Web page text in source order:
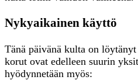
Nykyaikainen käyttö
Tänä päivänä kulta on
korut ovat edelleen suurin
hyödynnetään myös: